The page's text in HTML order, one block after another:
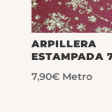
ARPILLERA
ESTAMPADA
7,90€ Metro